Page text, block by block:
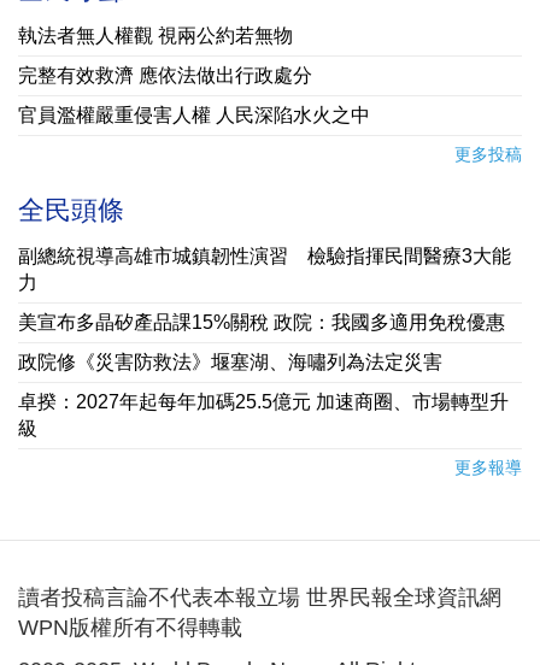
執法者無人權觀 視兩公約若無物
完整有效救濟 應依法做出行政處分
官員濫權嚴重侵害人權 人民深陷水火之中
更多投稿
全民頭條
副總統視導高雄市城鎮韌性演習 檢驗指揮民間醫療3大能
力
美宣布多晶矽產品課15%關稅 政院：我國多適用免稅優惠
政院修《災害防救法》堰塞湖、海嘯列為法定災害
卓揆：2027年起每年加碼25.5億元 加速商圈、市場轉型升
級
更多報導
讀者投稿言論不代表本報立場 世界民報全球資訊網
WPN版權所有不得轉載